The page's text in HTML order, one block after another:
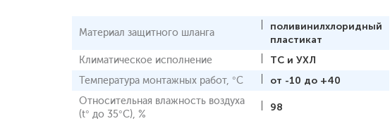
Материал защитного шланга
поливинилхлоридный
пластикат
Климатическое исполнение
ТС и УХЛ
Температура монтажных работ, °С
от -10 до +40
Относительная влажность воздуха
(t° до 35°С), %
98